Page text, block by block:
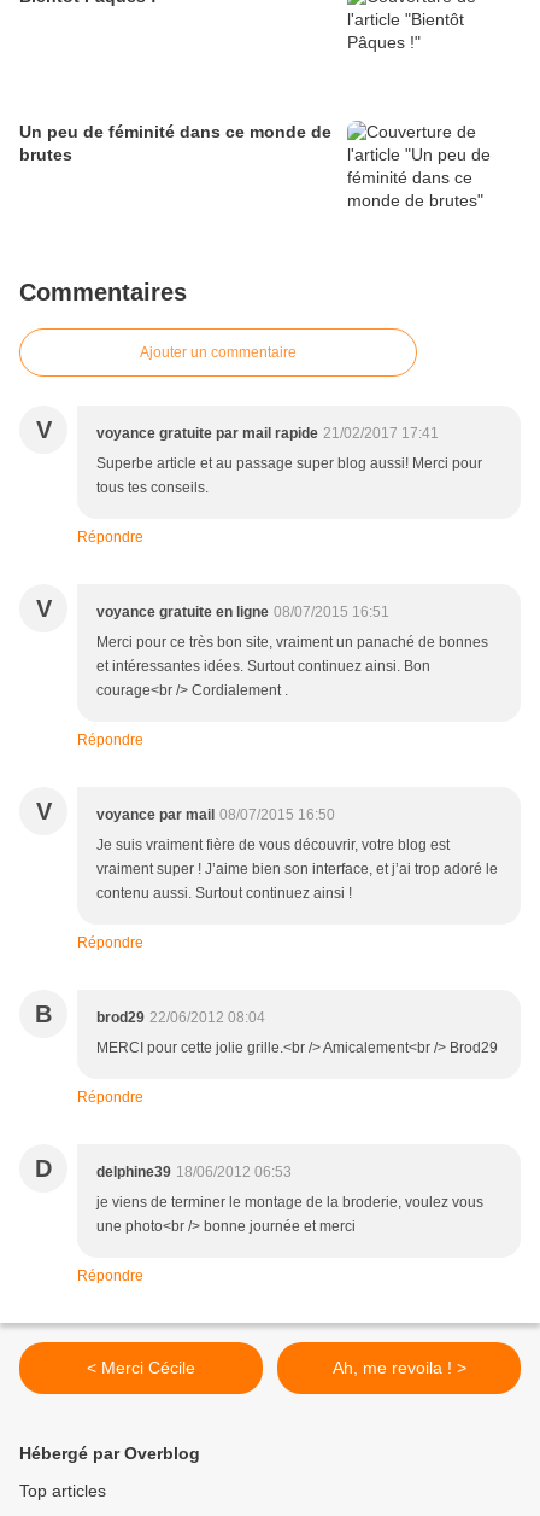
Un peu de féminité dans ce monde de
brutes
Commentaires
Ajouter un commentaire
V voyance gratuite par mail rapide 21/02/2017 17:41
Superbe article et au passage super blog aussi! Merci pour
tous tes conseils.
Répondre
V voyance gratuite en ligne 08/07/2015 16:51
Merci pour ce très bon site, vraiment un panaché de bonnes
et intéressantes idées. Surtout continuez ainsi. Bon
courage<br /> Cordialement .
Répondre
V voyance par mail 08/07/2015 16:50
Je suis vraiment fière de vous découvrir, votre blog est
vraiment super ! J’aime bien son interface, et j’ai trop adoré le
contenu aussi. Surtout continuez ainsi !
Répondre
B brod29 22/06/2012 08:04
MERCI pour cette jolie grille.<br /> Amicalement<br /> Brod29
Répondre
D delphine39 18/06/2012 06:53
je viens de terminer le montage de la broderie, voulez vous
une photo<br /> bonne journée et merci
Répondre
< Merci Cécile Ah, me revoila ! >
Hébergé par Overblog
Top articles